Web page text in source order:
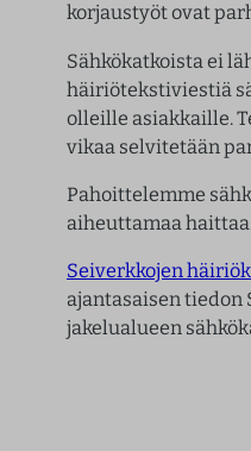
korjaustyöt ovat
Sähkökatkoista ei
häiriötekstiviestiä
olleille asiakkaille.
vikaa selvitetään
Pahoittelemme
aiheuttamaa
Seiverkkojen
ajantasaisen tiedon
jakelualueen